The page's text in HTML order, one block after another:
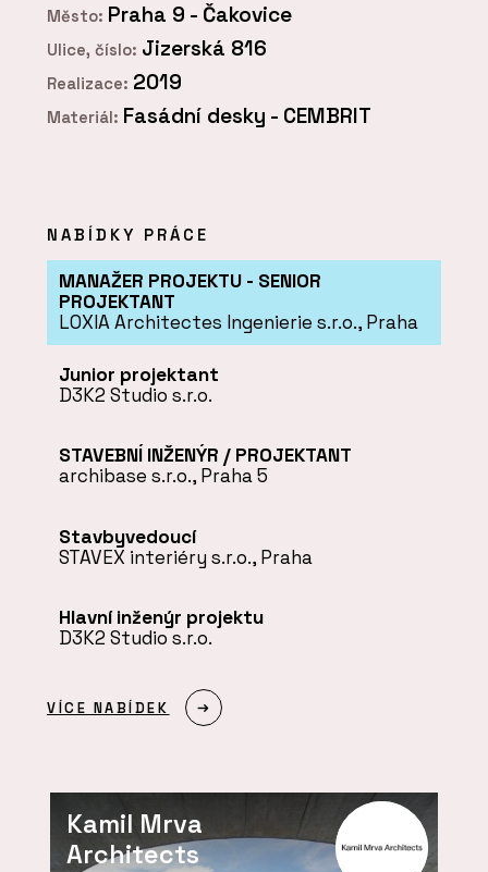
Město: Praha 9 - Čakovice
Ulice, číslo: Jizerská 816
Realizace: 2019
Materiál: Fasádní desky - CEMBRIT
NABÍDKY PRÁCE
MANAŽER PROJEKTU - SENIOR
PROJEKTANT
LOXIA Architectes Ingenierie s.r.o., Praha
Junior projektant
D3K2 Studio s.r.o.
STAVEBNÍ INŽENÝR / PROJEKTANT
archibase s.r.o., Praha 5
Stavbyvedoucí
STAVEX interiéry s.r.o., Praha
Hlavní inženýr projektu
D3K2 Studio s.r.o.
VÍCE NABÍDEK
Kamil Mrva
Architects